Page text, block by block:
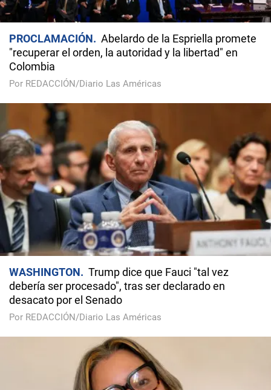
PROCLAMACIÓN
Abelardo de la Espriella promete
"recuperar el orden, la autoridad y la libertad" en
Colombia
Por REDACCIÓN/Diario Las Américas
WASHINGTON
Trump dice que Fauci "tal vez
debería ser procesado", tras ser declarado en
desacato por el Senado
Por REDACCIÓN/Diario Las Américas